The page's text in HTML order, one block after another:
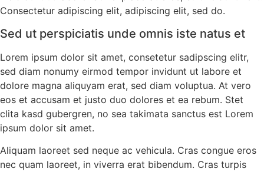
Consectetur adipiscing elit, adipiscing elit, sed do.
Sed ut perspiciatis unde omnis iste natus et
Lorem ipsum dolor sit amet, consetetur sadipscing elitr,
sed diam nonumy eirmod tempor invidunt ut labore et
dolore magna aliquyam erat, sed diam voluptua. At vero
eos et accusam et justo duo dolores et ea rebum. Stet
clita kasd gubergren, no sea takimata sanctus est Lorem
ipsum dolor sit amet.
Aliquam laoreet sed neque ac vehicula. Cras congue eros
nec quam laoreet, in viverra erat bibendum. Cras turpis